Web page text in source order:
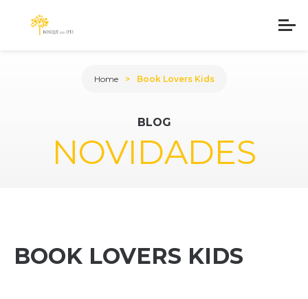
BLOG
NOVIDADES
Home Book Lovers Kids
BOOK LOVERS KIDS